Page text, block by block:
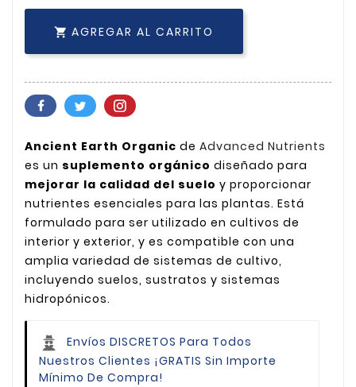
 AGREGAR AL CARRITO
Ancient Earth Organic de Advanced Nutrients
es un suplemento orgánico diseñado para
mejorar la calidad del suelo y proporcionar
nutrientes esenciales para las plantas. Está
formulado para ser utilizado en cultivos de
interior y exterior, y es compatible con una
amplia variedad de sistemas de cultivo,
incluyendo suelos, sustratos y sistemas
hidropónicos.
Envíos DISCRETOS Para Todos
Nuestros Clientes ¡GRATIS Sin Importe
Mínimo De Compra!